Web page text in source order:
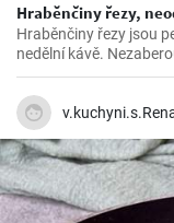
Hraběnčiny řezy,
Hraběnčiny řezy jsou
nedělní kávě.
příprava zabere